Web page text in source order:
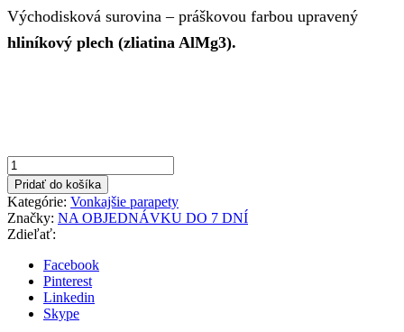
Východisková surovina – práškovou farbou upravený
hliníkový plech (zliatina AlMg3).
množstvo
Biela
225x1000mm
Vonkajší
parapet
hliníkový
Pridať do košíka
Kategórie: Vonkajšie parapety
Značky: NA OBJEDNÁVKU DO 7 DNÍ
Zdieľať:
Facebook
Pinterest
Linkedin
Skype